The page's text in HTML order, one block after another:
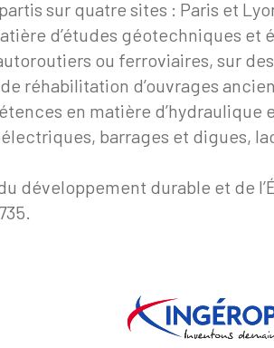
sur quatre sites : Paris et
d’études géotechniques
ou ferroviaires, sur
réhabilitation d’ouvrages
en matière
barrages et digues,
développement durable et de